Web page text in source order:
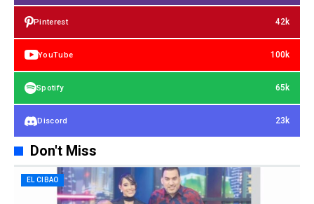
Pinterest 42k
YouTube 100k
Spotify 65k
Discord 23k
Don't Miss
EL CIBAO